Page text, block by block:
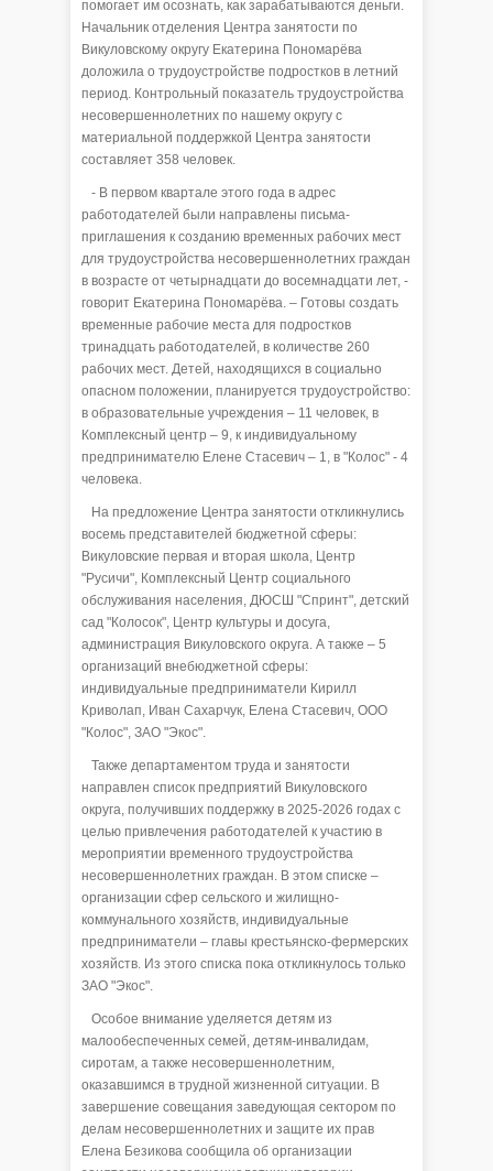
помогает им осознать, как зарабатываются деньги.
Начальник отделения Центра занятости по
Викуловскому округу Екатерина Пономарёва
доложила о трудоустройстве подростков в летний
период. Контрольный показатель трудоустройства
несовершеннолетних по нашему округу с
материальной поддержкой Центра занятости
составляет 358 человек.
- В первом квартале этого года в адрес
работодателей были направлены письма-
приглашения к созданию временных рабочих мест
для трудоустройства несовершеннолетних граждан
в возрасте от четырнадцати до восемнадцати лет, -
говорит Екатерина Пономарёва. – Готовы создать
временные рабочие места для подростков
тринадцать работодателей, в количестве 260
рабочих мест. Детей, находящихся в социально
опасном положении, планируется трудоустройство:
в образовательные учреждения – 11 человек, в
Комплексный центр – 9, к индивидуальному
предпринимателю Елене Стасевич – 1, в "Колос" - 4
человека.
На предложение Центра занятости откликнулись
восемь представителей бюджетной сферы:
Викуловские первая и вторая школа, Центр
"Русичи", Комплексный Центр социального
обслуживания населения, ДЮСШ "Спринт", детский
сад "Колосок", Центр культуры и досуга,
администрация Викуловского округа. А также – 5
организаций внебюджетной сферы:
индивидуальные предприниматели Кирилл
Криволап, Иван Сахарчук, Елена Стасевич, ООО
"Колос", ЗАО "Экос".
Также департаментом труда и занятости
направлен список предприятий Викуловского
округа, получивших поддержку в 2025-2026 годах с
целью привлечения работодателей к участию в
мероприятии временного трудоустройства
несовершеннолетних граждан. В этом списке –
организации сфер сельского и жилищно-
коммунального хозяйств, индивидуальные
предприниматели – главы крестьянско-фермерских
хозяйств. Из этого списка пока откликнулось только
ЗАО "Экос".
Особое внимание уделяется детям из
малообеспеченных семей, детям-инвалидам,
сиротам, а также несовершеннолетним,
оказавшимся в трудной жизненной ситуации. В
завершение совещания заведующая сектором по
делам несовершеннолетних и защите их прав
Елена Безикова сообщила об организации